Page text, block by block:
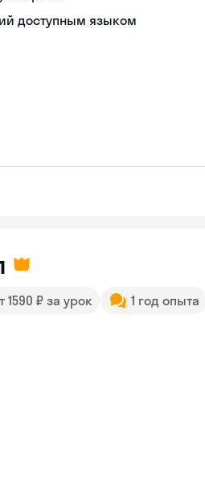
доступным языком
1590 ₽ за урок 1 год опыта